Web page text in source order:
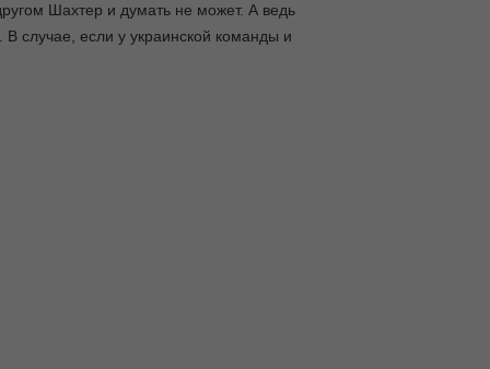
Шахтер и думать не может. А ведь
случае, если у украинской команды и